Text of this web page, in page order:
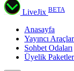
LiveJix BETA
Anasayfa
Yayıncı
Sohbet Odaları
Üyelik